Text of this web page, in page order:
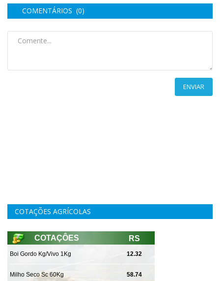
COMENTÁRIOS (0)
ENVIAR
COTAÇÕES AGRÍCOLAS